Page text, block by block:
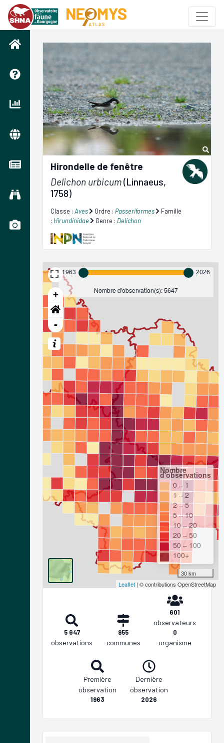
Hirondelle de fenêtre
Delichon urbicum(Linnaeus,
1758)
Classe : Aves Ordre : Passeriformes
Famille
: Hirundinidae Genre : Delichon
+
-
1963 2026
Nombre d'observation(s): 5647
Nombre
d'observations
0 – 1
1 – 2
2 – 5
5 – 10
10 – 20
20 – 50
50 – 100
100+
30 km
Leaflet | © contributions OpenStreetMap
5 647
observations
955
communes
601
observateurs
0
organisme
Première
observation
1963
Dernière
observation
2026